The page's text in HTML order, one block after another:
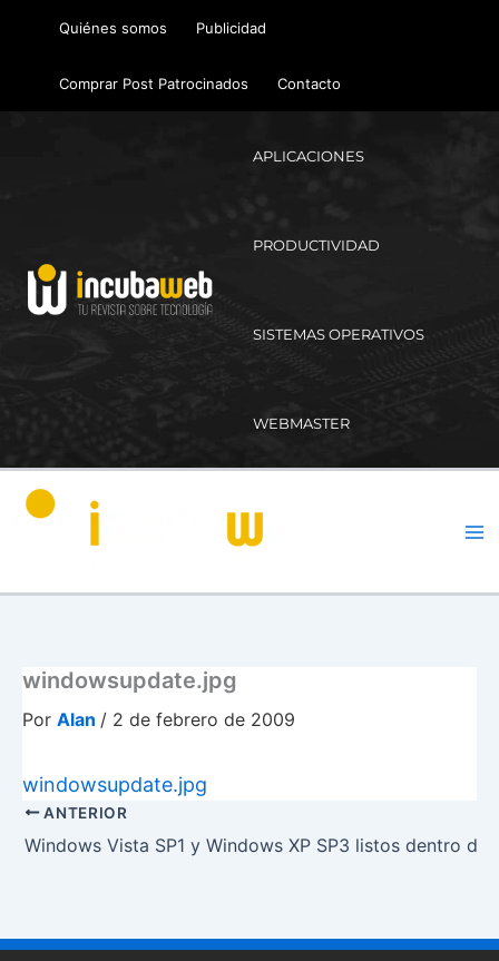
Quiénes somos Publicidad
Comprar Post Patrocinados Contacto
APLICACIONES
PRODUCTIVIDAD
SISTEMAS OPERATIVOS
WEBMASTER
windowsupdate.jpg
Por Alan / 2 de febrero de 2009
windowsupdate.jpg
ANTERIOR
Windows Vista SP1 y Windows XP SP3 listos dentro de